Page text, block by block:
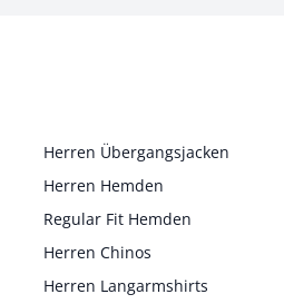
Herren Übergangsjacken
Herren Hemden
Regular Fit Hemden
Herren Chinos
Herren Langarmshirts